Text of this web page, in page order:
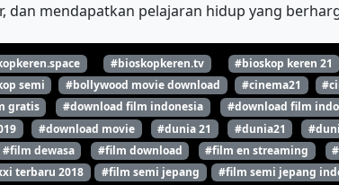
mendapatkan pelajaran hidup yang
#bioskopkeren.tv #bioskop keren 21
semi #bollywood movie download #cinema21
gratis #download film indonesia #download film
#download movie #dunia 21 #dunia21
#film dewasa #film download #film en streaming
terbaru 2018 #film semi jepang #film semi jepang